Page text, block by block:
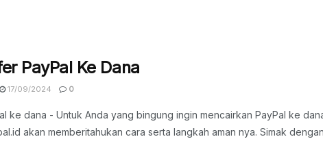
PayPal Ke Dana
17/09/2024 0
ke dana - Untuk Anda yang bingung ingin mencairkan PayPal ke
akan memberitahukan cara serta langkah aman nya. Simak